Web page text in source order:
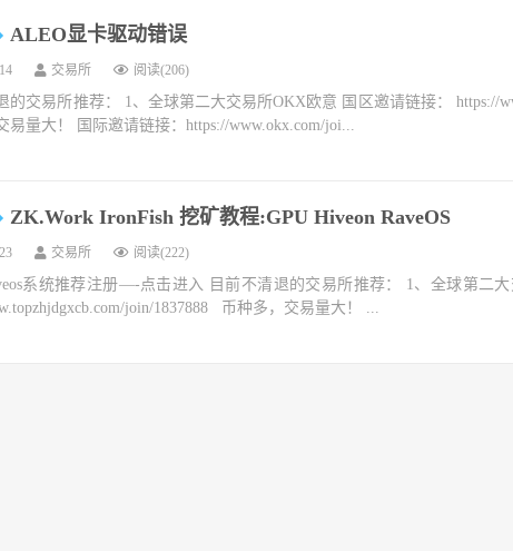
ALEO显卡驱动错误
交易所 阅读(206)
的交易所推荐： 1、全球第二大交易所OKX欧意 国区邀请链接： https://
易量大！ 国际邀请链接：https://www.okx.com/joi...
ZK.Work IronFish 挖矿教程:GPU Hiveon RaveOS
交易所 阅读(222)
系统推荐注册—-点击进入 目前不清退的交易所推荐： 1、全球第二大
join/1837888 币种多，交易量大！ ...